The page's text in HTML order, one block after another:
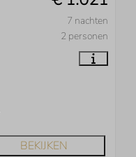
7 nachten
2 personen
BEKIJKEN